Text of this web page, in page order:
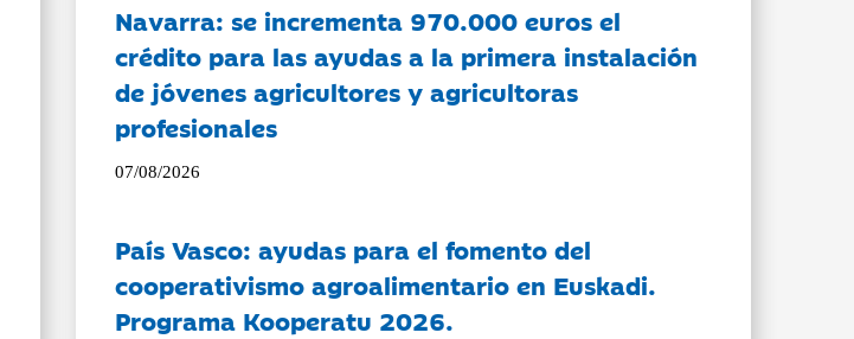
Navarra: se incrementa 970.000 euros el
crédito para las ayudas a la primera instalación
de jóvenes agricultores y agricultoras
profesionales
07/08/2026
País Vasco: ayudas para el fomento del
cooperativismo agroalimentario en Euskadi.
Programa Kooperatu 2026.